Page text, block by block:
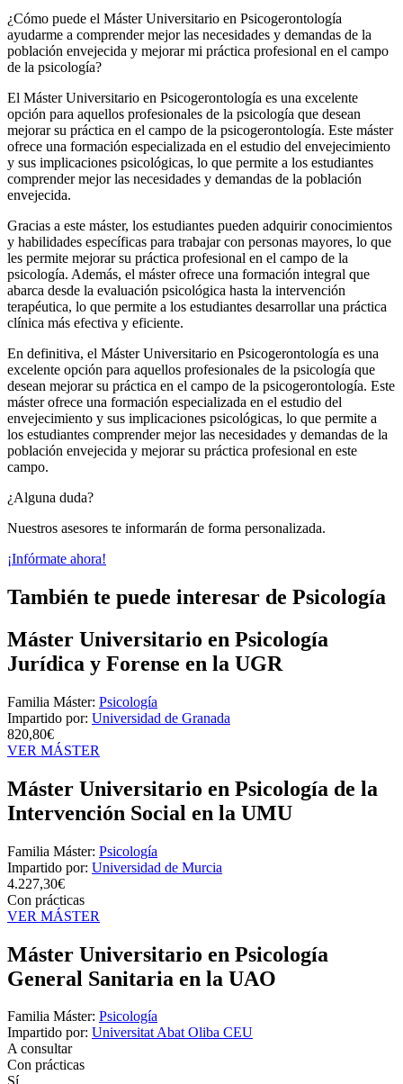
¿Cómo puede el Máster Universitario en Psicogerontología
ayudarme a comprender mejor las necesidades y demandas de la
población envejecida y mejorar mi práctica profesional en el campo
de la psicología?
El Máster Universitario en Psicogerontología es una excelente
opción para aquellos profesionales de la psicología que desean
mejorar su práctica en el campo de la psicogerontología. Este máster
ofrece una formación especializada en el estudio del envejecimiento
y sus implicaciones psicológicas, lo que permite a los estudiantes
comprender mejor las necesidades y demandas de la población
envejecida.
Gracias a este máster, los estudiantes pueden adquirir conocimientos
y habilidades específicas para trabajar con personas mayores, lo que
les permite mejorar su práctica profesional en el campo de la
psicología. Además, el máster ofrece una formación integral que
abarca desde la evaluación psicológica hasta la intervención
terapéutica, lo que permite a los estudiantes desarrollar una práctica
clínica más efectiva y eficiente.
En definitiva, el Máster Universitario en Psicogerontología es una
excelente opción para aquellos profesionales de la psicología que
desean mejorar su práctica en el campo de la psicogerontología. Este
máster ofrece una formación especializada en el estudio del
envejecimiento y sus implicaciones psicológicas, lo que permite a
los estudiantes comprender mejor las necesidades y demandas de la
población envejecida y mejorar su práctica profesional en este
campo.
¿Alguna duda?
Nuestros asesores te informarán de forma personalizada.
¡Infórmate ahora!
También te puede interesar de Psicología
Máster Universitario en Psicología
Jurídica y Forense en la UGR
Familia Máster: Psicología
Impartido por: Universidad de Granada
820,80€
VER MÁSTER
Máster Universitario en Psicología de la
Intervención Social en la UMU
Familia Máster: Psicología
Impartido por: Universidad de Murcia
4.227,30€
Con prácticas
VER MÁSTER
Máster Universitario en Psicología
General Sanitaria en la UAO
Familia Máster: Psicología
Impartido por: Universitat Abat Oliba CEU
A consultar
Con prácticas